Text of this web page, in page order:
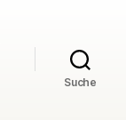
Suche